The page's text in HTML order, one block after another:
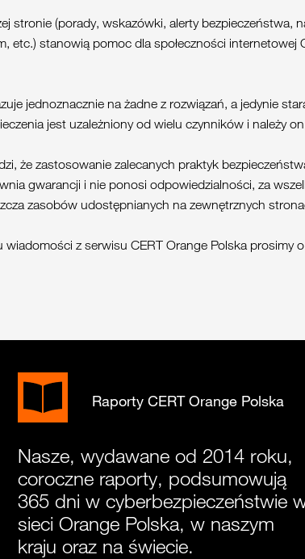
stronie (porady, wskazówki, alerty bezpieczeństwa,
etc.) stanowią pomoc dla społeczności
jednoznacznie na żadne z rozwiązań, a jedynie
jest uzależniony od wielu czynników i należy
że zastosowanie zalecanych praktyk
gwarancji i nie ponosi odpowiedzialności, za
zasobów udostępnianych na zewnętrznych
wiadomości z serwisu CERT Orange Polska prosimy
Raporty CERT Orange Polska
Nasze, wydawane od 2014 roku,
coroczne raporty, podsumowują
365 dni w cyberbezpieczeństwie
sieci Orange Polska, w naszym
kraju oraz na świecie.